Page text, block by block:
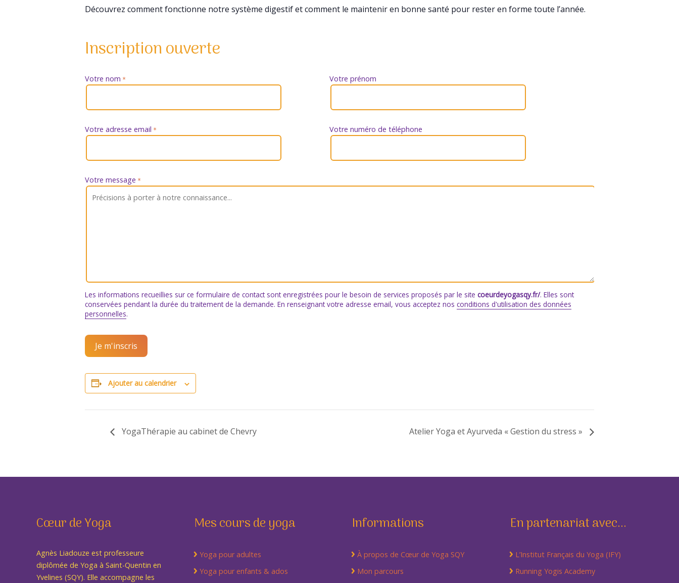
Découvrez comment fonctionne notre système digestif et comment le maintenir en bonne santé pour rester en forme toute l’année.
Inscription ouverte
Votre nom * Votre prénom
Votre adresse email * Votre numéro de téléphone
Votre message *
Les informations recueillies sur ce formulaire de contact sont enregistrées pour le besoin de services proposés par le site coeurdeyogasqy.fr/. Elles sont
conservées pendant la durée du traitement de la demande. En renseignant votre adresse email, vous acceptez nos conditions d'utilisation des données
personnelles.
Je m'inscris
Ajouter au calendrier
YogaThérapie au cabinet de Chevry Atelier Yoga et Ayurveda « Gestion du stress »
Cœur de Yoga
Agnès Liadouze est professeure
diplômée de Yoga à Saint-Quentin en
Yvelines (SQY). Elle accompagne les
Mes cours de yoga
Yoga pour adultes
Yoga pour enfants & ados
Informations
À propos de Cœur de Yoga SQY
Mon parcours
En partenariat avec...
L’Institut Français du Yoga (IFY)
Running Yogis Academy